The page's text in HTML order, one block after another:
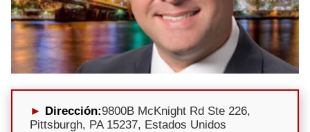
Dirección:9800B McKnight Rd Ste 226,
Pittsburgh, PA 15237, Estados Unidos